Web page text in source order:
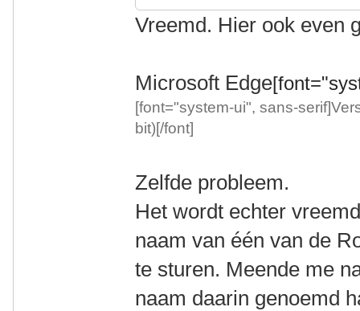
Vreemd. Hier ook even
Microsoft Edge
[font="system-ui", sans-
bit)[/font]
Zelfde probleem.
Het wordt echter
naam van één van de
te sturen. Meende me
naam daarin genoemd